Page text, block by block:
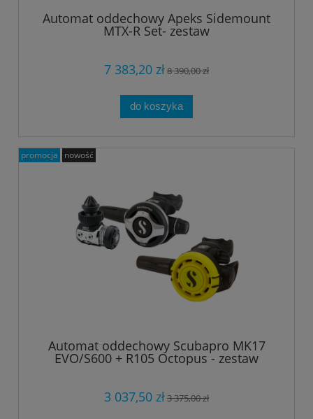
Automat oddechowy Apeks Sidemount
MTX-R Set- zestaw
7 383,20 zł8 390,00 zł
do koszyka
Automat oddechowy Scubapro MK17
EVO/S600 + R105 Octopus - zestaw
3 037,50 zł3 375,00 zł
promocja nowość